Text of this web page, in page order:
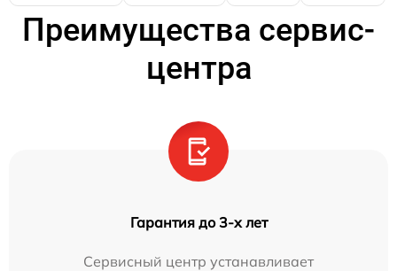
Преимущества сервис-
центра
Гарантия до 3-х лет
Сервисный центр устанавливает